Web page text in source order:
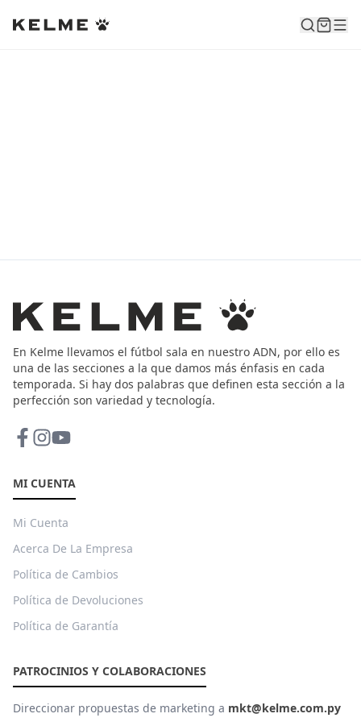
En Kelme llevamos el fútbol sala en nuestro ADN, por ello es
una de las secciones a la que damos más énfasis en cada
temporada. Si hay dos palabras que definen esta sección a la
perfección son variedad y tecnología.
MI CUENTA
Mi Cuenta
Acerca De La Empresa
Política de Cambios
Política de Devoluciones
Política de Garantía
PATROCINIOS Y COLABORACIONES
Direccionar propuestas de marketing a mkt@kelme.com.py